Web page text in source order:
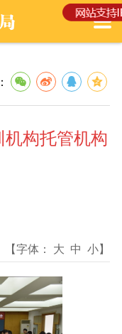
构托管机构
【字体： 大 中 小】